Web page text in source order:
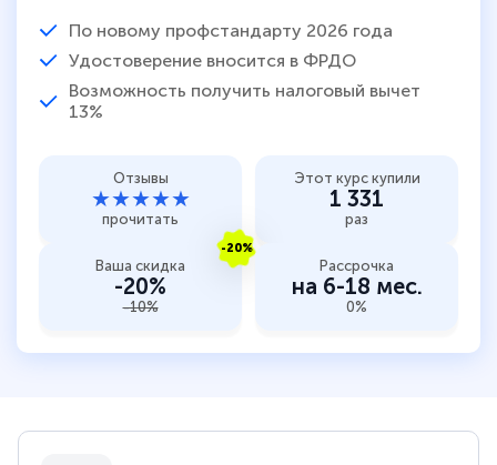
По новому профстандарту 2026 года
Удостоверение вносится в ФРДО
Возможность получить налоговый вычет
13%
Отзывы
★★★★★
прочитать
Этот курс купили
1 331
раз
-20%
Ваша скидка
-20%
-10%
Рассрочка
на 6-18 мес.
0%